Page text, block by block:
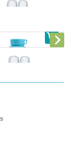
550 ml + Aqua sleeve